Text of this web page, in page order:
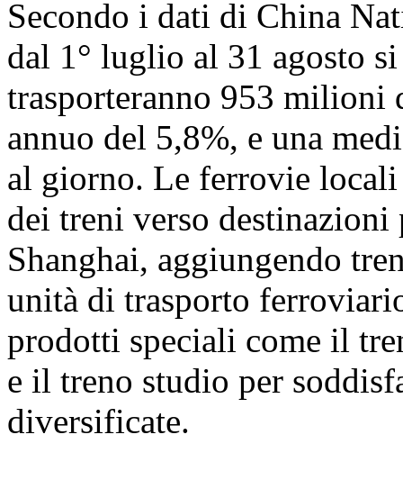
Secondo i dati di China
dal 1° luglio al 31 agosto
trasporteranno 953 milioni
annuo del 5,8%, e una
al giorno. Le ferrovie locali
dei treni verso
Shanghai, aggiungendo
unità di trasporto
prodotti speciali come il
e il treno studio per
diversificate.